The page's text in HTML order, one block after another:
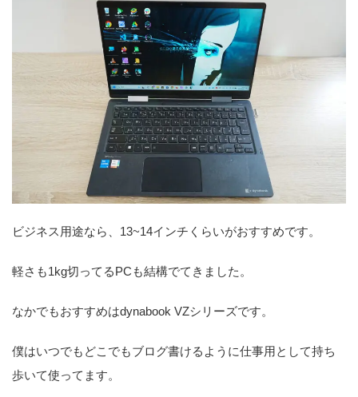
ビジネス用途なら、13~14インチくらいがおすすめです。
軽さも1kg切ってるPCも結構でてきました。
なかでもおすすめはdynabook VZシリーズです。
僕はいつでもどこでもブログ書けるように仕事用として持ち
歩いて使ってます。